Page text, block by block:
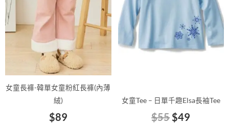
女童長褲-韓單女童粉紅長褲(內薄
絨)
$89
款
可
在
產
頁
面
選
女童Tee – 日單千趣Elsa長袖Tee
$55$49
式。
可
在
面
選